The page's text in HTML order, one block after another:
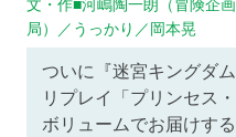
文・作■河嶋陶一朗（冒険企
局）／うっかり／岡本晃
ついに『迷宮キングダ
リプレイ「プリンセス
ボリュームでお届けす